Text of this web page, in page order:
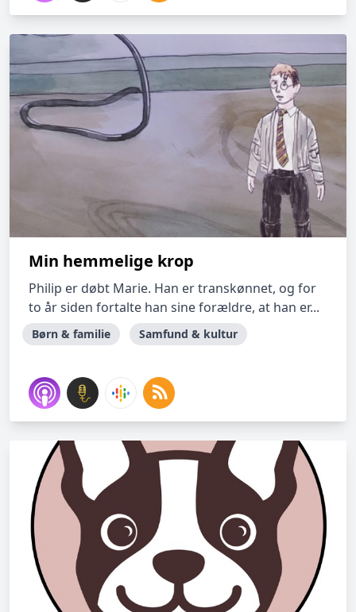
Min hemmelige krop
Philip er døbt Marie. Han er transkønnet, og for
to år siden fortalte han sine forældre, at han er...
Børn & familie Samfund & kultur